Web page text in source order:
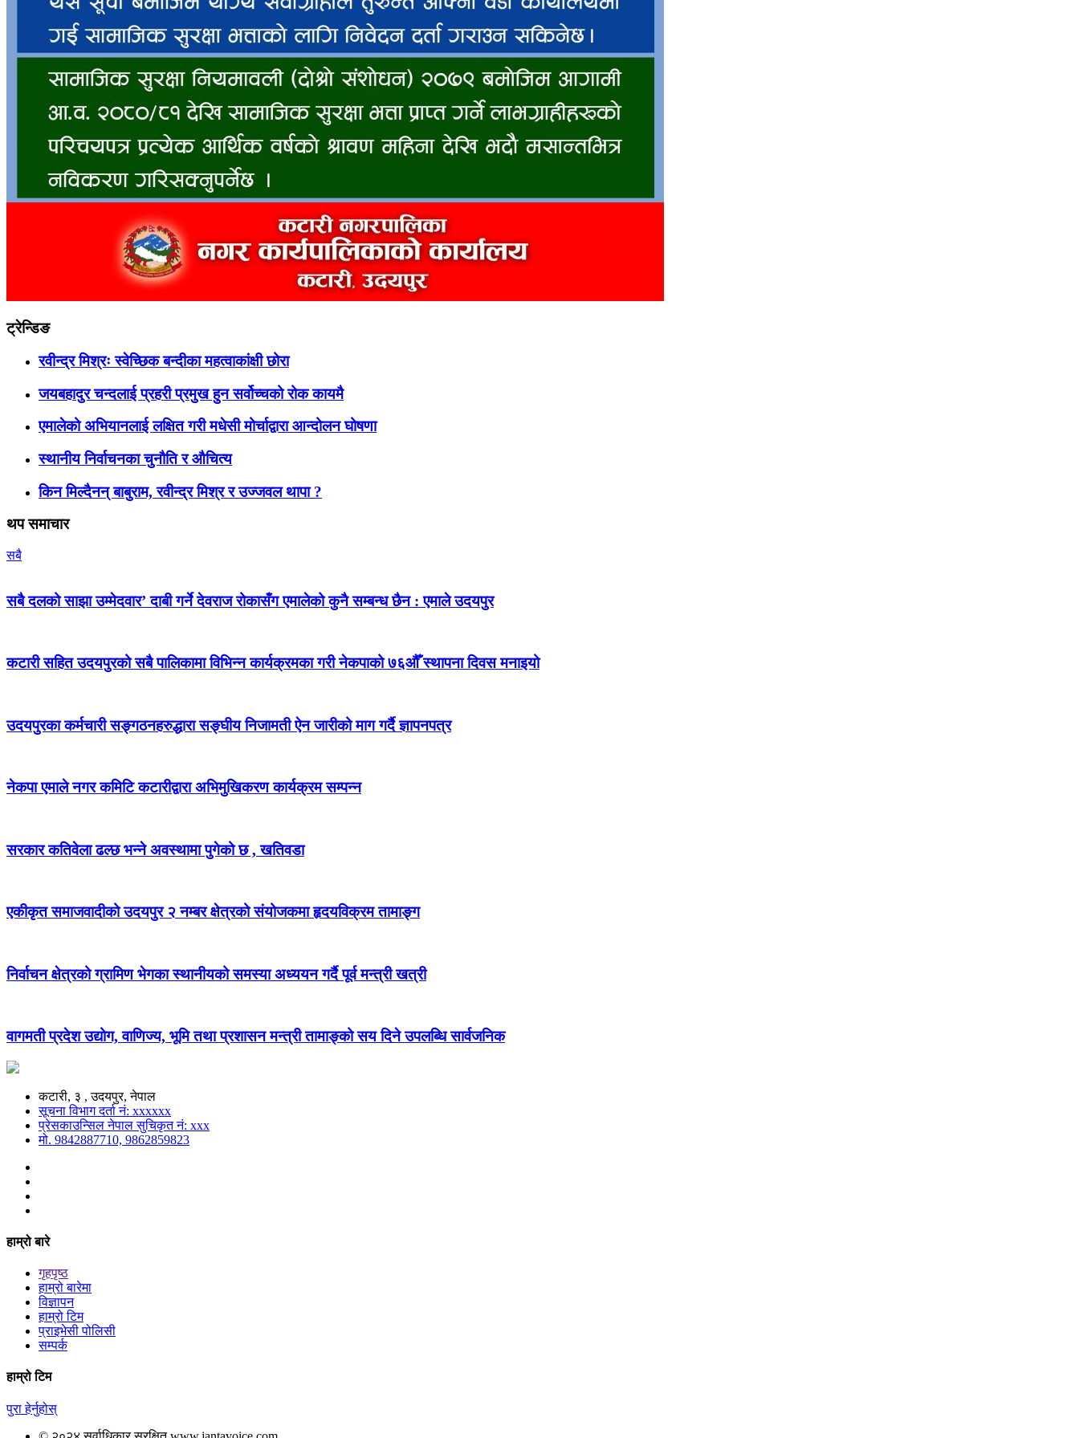
ट्रेन्डिङ
रवीन्द्र मिश्रः स्वेच्छिक बन्दीका महत्वाकांक्षी छोरा
जयबहादुर चन्दलाई प्रहरी प्रमुख हुन सर्वोच्चको रोक कायमै
एमालेको अभियानलाई लक्षित गरी मधेसी मोर्चाद्वारा आन्दोलन घोषणा
स्थानीय निर्वाचनका चुनौति र औचित्य
किन मिल्दैनन् बाबुराम, रवीन्द्र मिश्र र उज्जवल थापा ?
थप समाचार
सबै
सबै दलको साझा उम्मेदवार’ दाबी गर्ने देवराज रोकासँग एमालेको कुनै सम्बन्ध छैन : एमाले उदयपुर
कटारी सहित उदयपुरको सबै पालिकामा विभिन्न कार्यक्रमका गरी नेकपाको ७६औँ स्थापना दिवस मनाइयो
उदयपुरका कर्मचारी सङ्गठनहरुद्धारा सङ्घीय निजामती ऐन जारीको माग गर्दै ज्ञापनपत्र
नेकपा एमाले नगर कमिटि कटारीद्वारा अभिमुखिकरण कार्यक्रम सम्पन्न
सरकार कतिवेला ढल्छ भन्ने अवस्थामा पुगेको छ , खतिवडा
एकीकृत समाजवादीको उदयपुर २ नम्बर क्षेत्रको संयोजकमा हृदयविक्रम तामाङ्ग
निर्वाचन क्षेत्रको ग्रामिण भेगका स्थानीयको समस्या अध्ययन गर्दै पूर्व मन्त्री खत्री
वागमती प्रदेश उद्योग, वाणिज्य, भूमि तथा प्रशासन मन्त्री तामाङ्को सय दिने उपलब्धि सार्वजनिक
कटारी, ३ , उदयपुर, नेपाल
सूचना विभाग दर्ता नं: xxxxxx
प्रेसकाउन्सिल नेपाल सुचिकृत नं: xxx
मो. 9842887710, 9862859823
हाम्रो बारे
गृहपृष्ठ
हाम्रो बारेमा
विज्ञापन
हाम्रो टिम
प्राइभेसी पोलिसी
सम्पर्क
हाम्रो टिम
पुरा हेर्नुहोस्